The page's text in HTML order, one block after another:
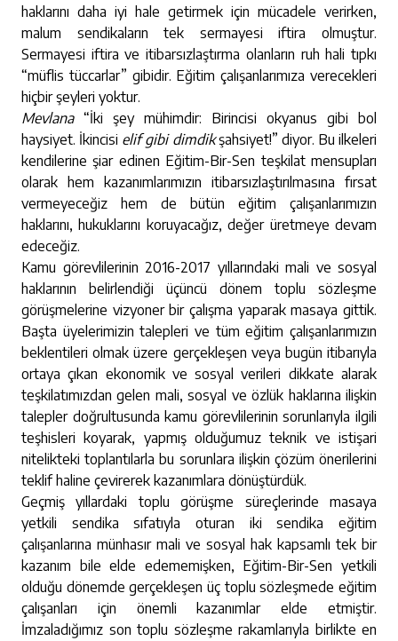
haklarını daha iyi hale getirmek için mücadele verirken,
malum sendikaların tek sermayesi iftira olmuştur.
Sermayesi iftira ve itibarsızlaştırma olanların ruh hali tıpkı
“müflis tüccarlar” gibidir. Eğitim çalışanlarımıza verecekleri
hiçbir şeyleri yoktur.
Mevlana“İki şey mühimdir: Birincisi okyanus gibi bol
haysiyet. İkincisi elif gibi dimdikşahsiyet!” diyor. Bu ilkeleri
kendilerine şiar edinen Eğitim-Bir-Sen teşkilat mensupları
olarak hem kazanımlarımızın itibarsızlaştırılmasına fırsat
vermeyeceğiz hem de bütün eğitim çalışanlarımızın
haklarını, hukuklarını koruyacağız, değer üretmeye devam
edeceğiz.
Kamu görevlilerinin 2016-2017 yıllarındaki mali ve sosyal
haklarının belirlendiği üçüncü dönem toplu sözleşme
görüşmelerine vizyoner bir çalışma yaparak masaya gittik.
Başta üyelerimizin talepleri ve tüm eğitim çalışanlarımızın
beklentileri olmak üzere gerçekleşen veya bugün itibarıyla
ortaya çıkan ekonomik ve sosyal verileri dikkate alarak
teşkilatımızdan gelen mali, sosyal ve özlük haklarına ilişkin
talepler doğrultusunda kamu görevlilerinin sorunlarıyla ilgili
teşhisleri koyarak, yapmış olduğumuz teknik ve istişari
nitelikteki toplantılarla bu sorunlara ilişkin çözüm önerilerini
teklif haline çevirerek kazanımlara dönüştürdük.
Geçmiş yıllardaki toplu görüşme süreçlerinde masaya
yetkili sendika sıfatıyla oturan iki sendika eğitim
çalışanlarına münhasır mali ve sosyal hak kapsamlı tek bir
kazanım bile elde edememişken, Eğitim-Bir-Sen yetkili
olduğu dönemde gerçekleşen üç toplu sözleşmede eğitim
çalışanları için önemli kazanımlar elde etmiştir.
İmzaladığımız son toplu sözleşme rakamlarıyla birlikte en